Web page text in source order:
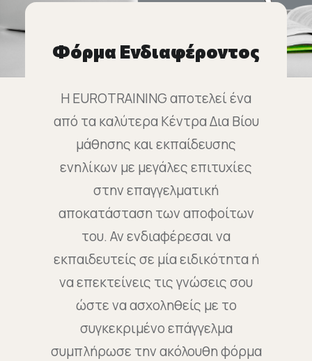
Φόρμα Ενδιαφέροντος
Η EUROTRAINING αποτελεί ένα
από τα καλύτερα Κέντρα Δια Βίου
μάθησης και εκπαίδευσης
ενηλίκων με μεγάλες επιτυχίες
στην επαγγελματική
αποκατάσταση των αποφοίτων
του. Αν ενδιαφέρεσαι να
εκπαιδευτείς σε μία ειδικότητα ή
να επεκτείνεις τις γνώσεις σου
ώστε να ασχοληθείς με το
συγκεκριμένο επάγγελμα
συμπλήρωσε την ακόλουθη φόρμα